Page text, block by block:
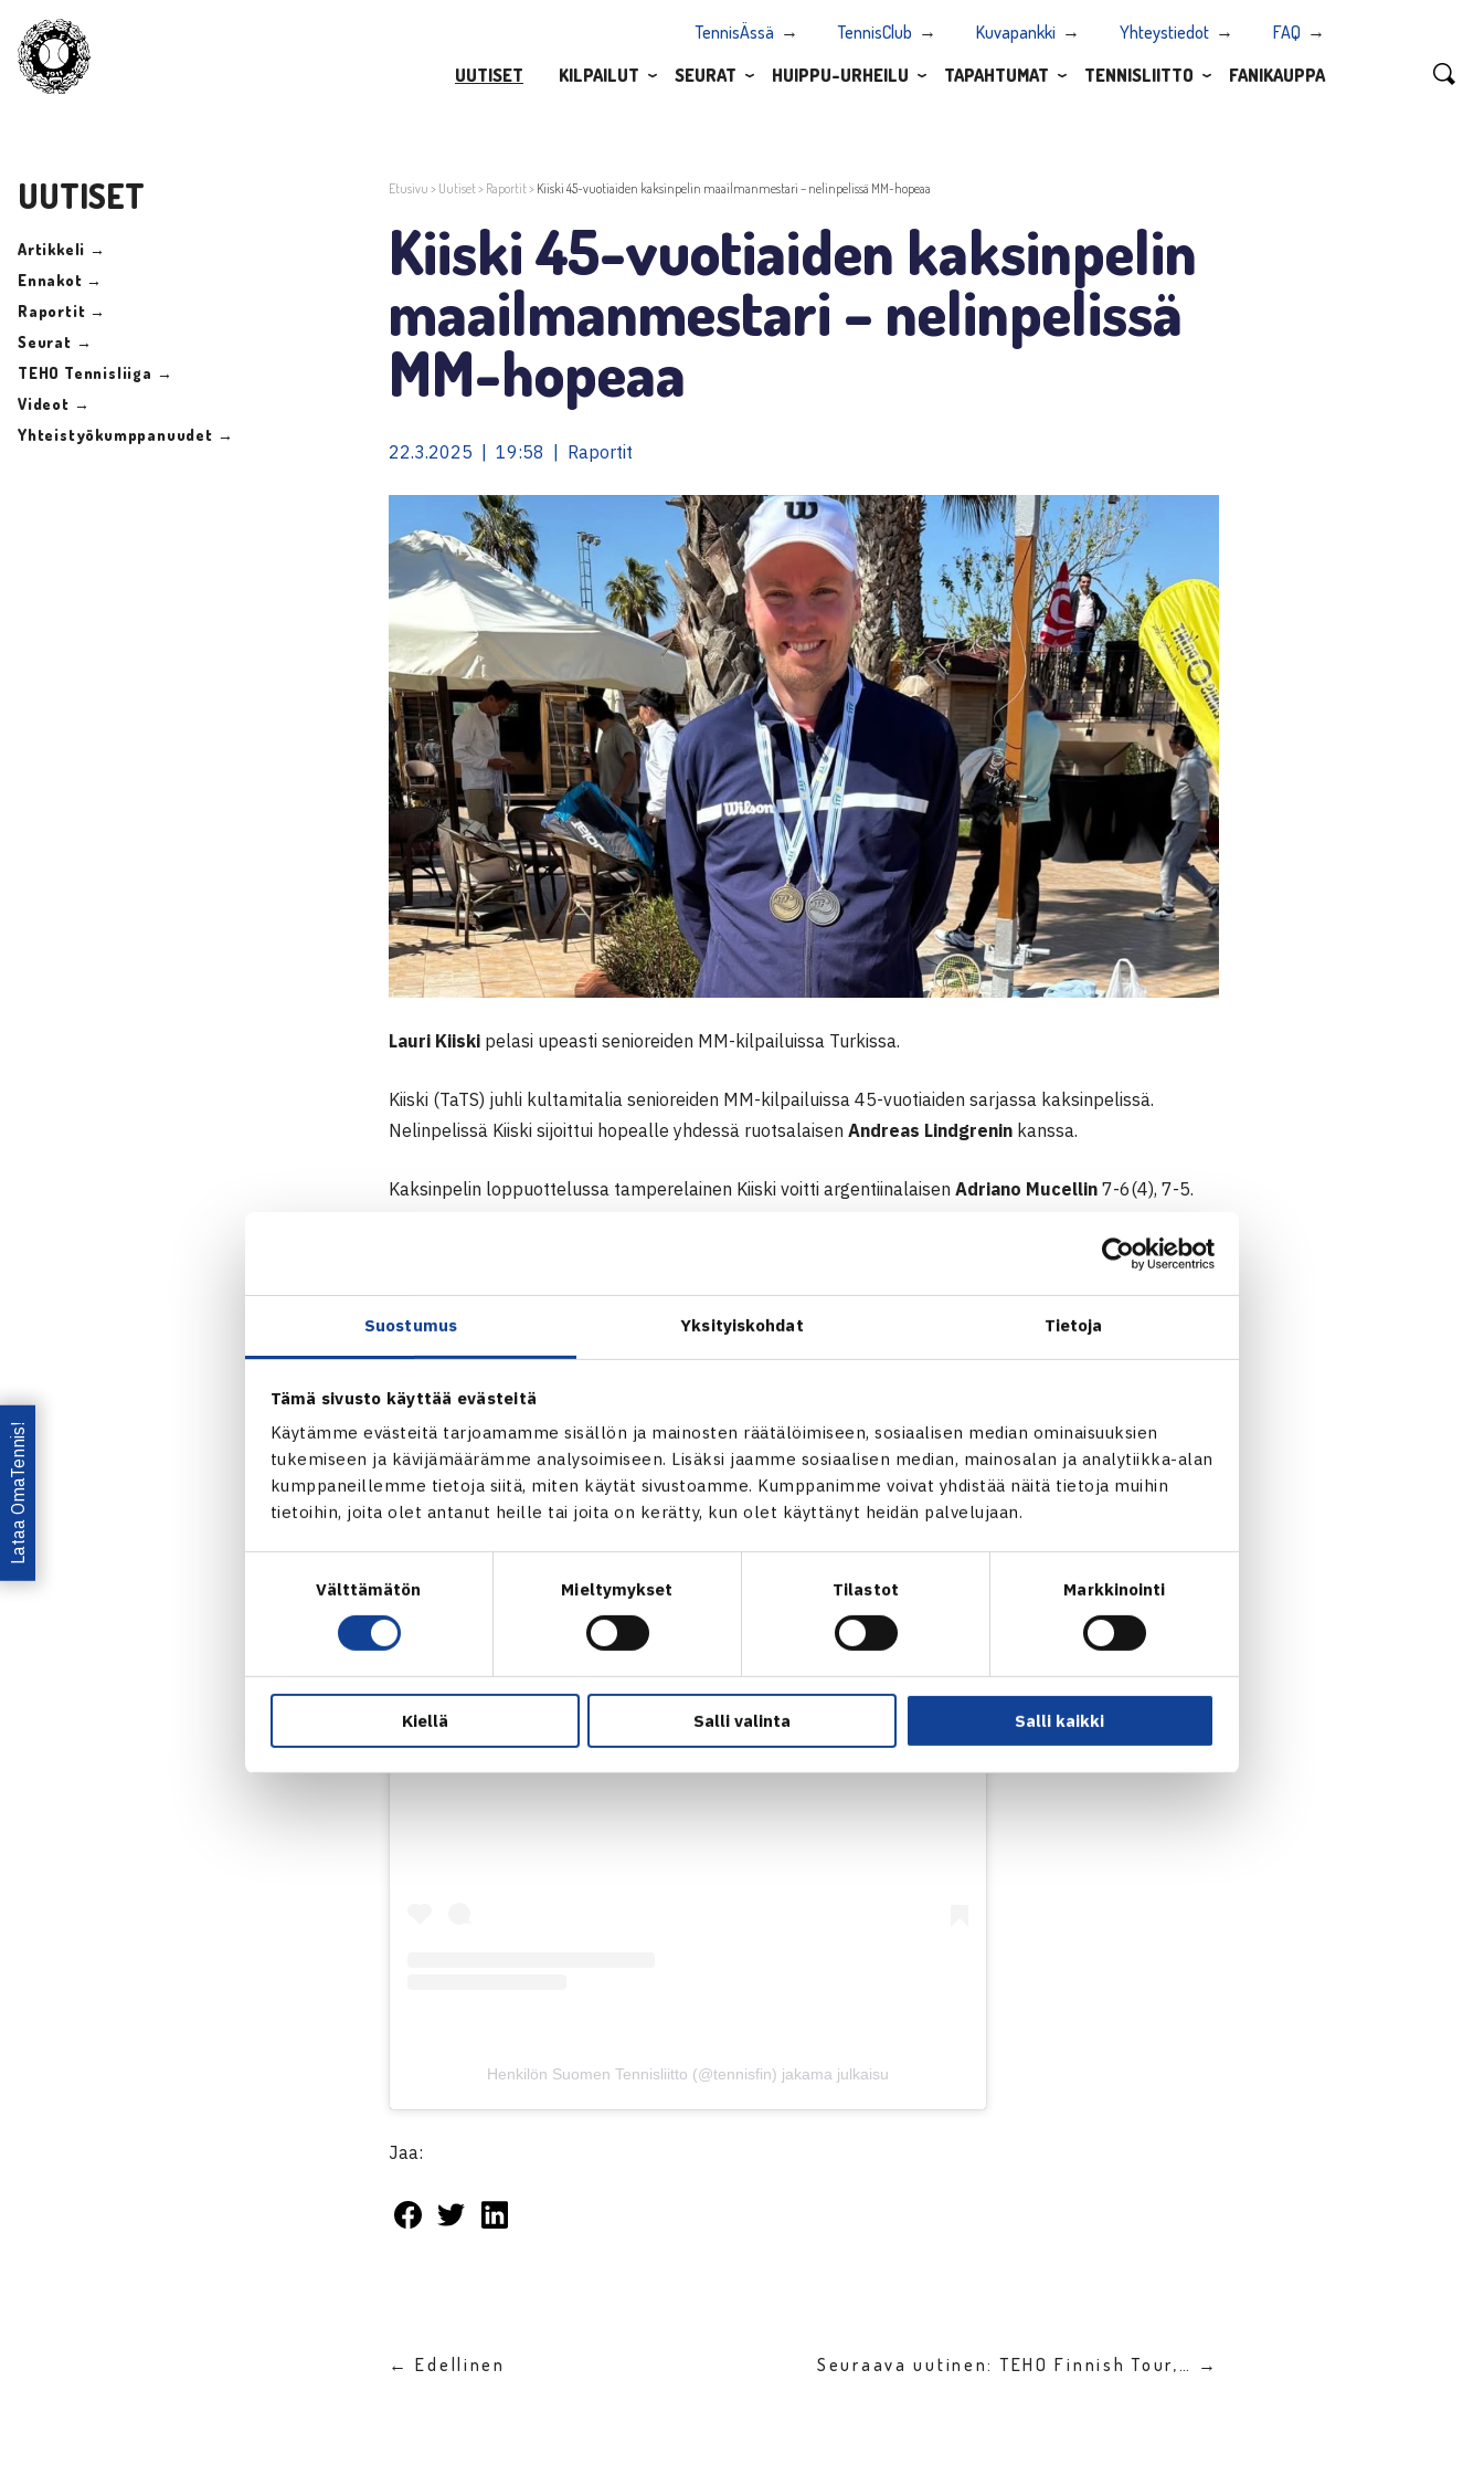
Suostumus Yksityiskohdat Tietoja
Tämä sivusto käyttää evästeitä
Käytämme evästeitä tarjoamamme sisällön ja mainosten räätälöimiseen, sosiaalisen median ominaisuuksien
tukemiseen ja kävijämäärämme analysoimiseen. Lisäksi jaamme sosiaalisen median, mainosalan ja analytiikka-alan
kumppaneillemme tietoja siitä, miten käytät sivustoamme. Kumppanimme voivat yhdistää näitä tietoja muihin
tietoihin, joita olet antanut heille tai joita on kerätty, kun olet käyttänyt heidän palvelujaan.
Välttämätön Mieltymykset Tilastot Markkinointi
Kiellä Salli valinta Salli kaikki
TennisÄssä TennisClub Kuvapankki Yhteystiedot
FAQ
UUTISET
KILPAILUT SEURAT HUIPPU-URHEILU TAPAHTUMAT TENNISLIITTO FANIKAUPPA
UUTISET
Artikkeli →
Ennakot →
Raportit →
Seurat →
TEHO Tennisliiga →
Videot →
Yhteistyökumppanuudet →
Etusivu > Uutiset> Raportit> Kiiski 45-vuotiaiden kaksinpelin maailmanmestari – nelinpelissä MM-hopeaa
Kiiski 45-vuotiaiden kaksinpelin
maailmanmestari – nelinpelissä
MM-hopeaa
22.3.2025 | 19:58 | Raportit
Lauri Kiiski pelasi upeasti senioreiden MM-kilpailuissa Turkissa.
Kiiski (TaTS) juhli kultamitalia senioreiden MM-kilpailuissa 45-vuotiaiden sarjassa kaksinpelissä.
Nelinpelissä Kiiski sijoittui hopealle yhdessä ruotsalaisen Andreas Lindgrenin kanssa.
Kaksinpelin loppuottelussa tamperelainen Kiiski voitti argentiinalaisen Adriano Mucellin 7-6(4), 7-5.
Näytä tämä julkaisu Instagramissa
Henkilön Suomen Tennisliitto (@tennisfin) jakama julkaisu
Jaa:
← Edellinen Seuraava uutinen: TEHO Finnish Tour,… →
Lataa OmaTennis!